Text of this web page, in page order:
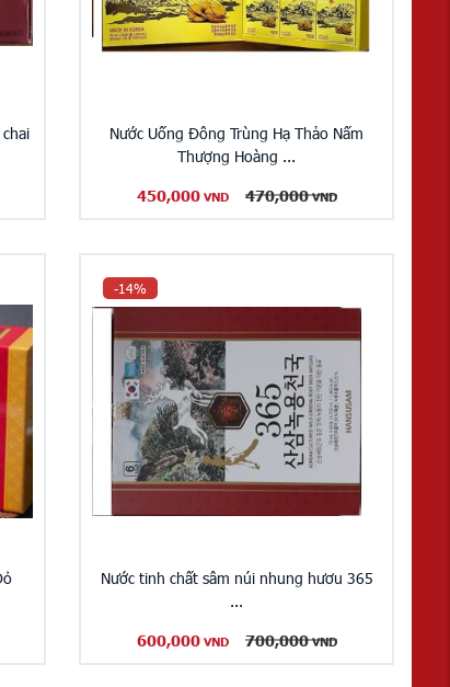
Nước Uống Đông Trùng Hạ Thảo Nấm
Thượng Hoàng ...
450,000 VND 470,000 VND
-14%
Nước tinh chất sâm núi nhung hươu 365
...
600,000 VND 700,000 VND